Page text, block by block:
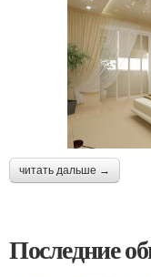
читать дальше →
Последние